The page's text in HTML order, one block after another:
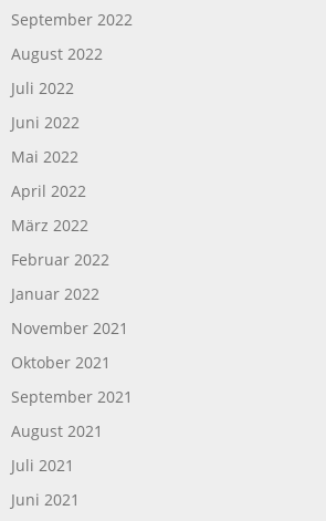
September 2022
August 2022
Juli 2022
Juni 2022
Mai 2022
April 2022
März 2022
Februar 2022
Januar 2022
November 2021
Oktober 2021
September 2021
August 2021
Juli 2021
Juni 2021